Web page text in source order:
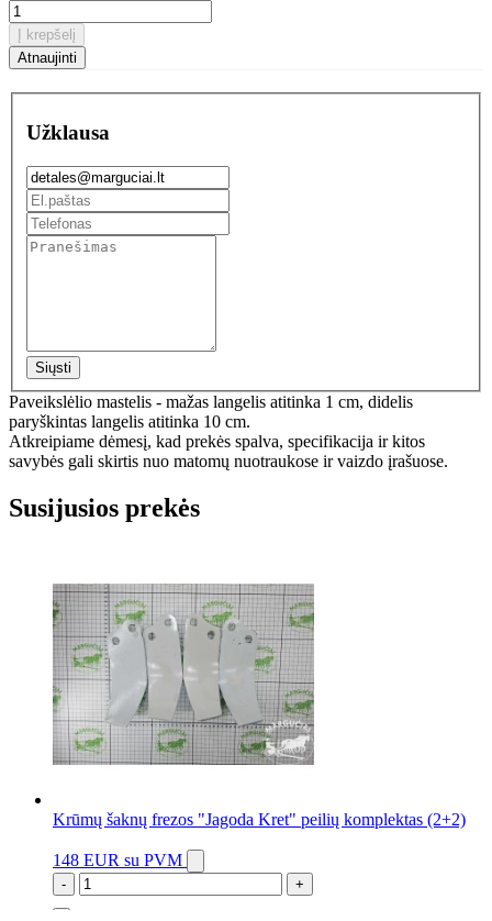
Į krepšelį
Užklausa
Siųsti
Paveikslėlio mastelis - mažas langelis atitinka 1 cm, didelis
paryškintas langelis atitinka 10 cm.
Atkreipiame dėmesį, kad prekės spalva, specifikacija ir kitos
savybės gali skirtis nuo matomų nuotraukose ir vaizdo įrašuose.
Susijusios prekės
Krūmų šaknų frezos "Jagoda Kret" peilių komplektas (2+2)
148 EUR su PVM
- +